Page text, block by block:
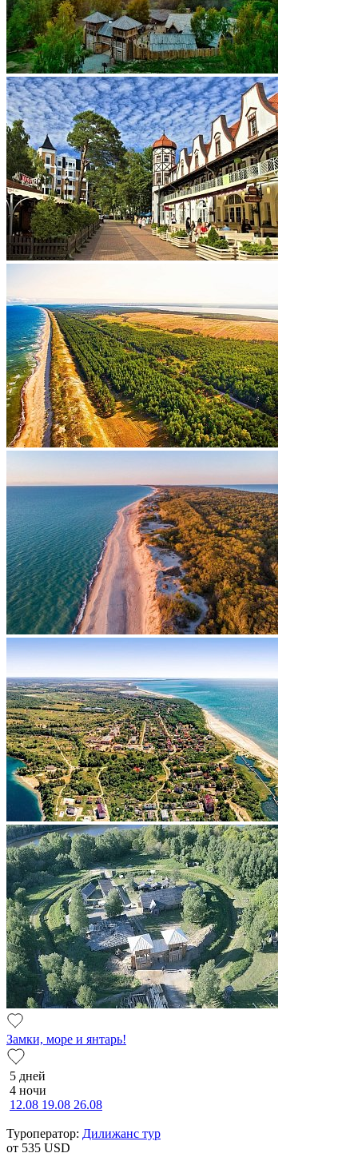
Замки, море и янтарь!
5 дней
4 ночи
12.08 19.08 26.08
Туроператор: Дилижанс тур
от 535 USD